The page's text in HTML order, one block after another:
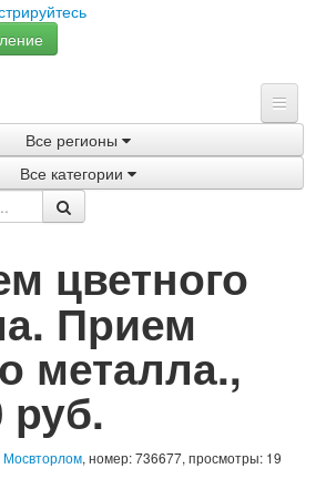
Все регионы
Все категории
цветного
Прием
металла.,
руб.
Мосвторлом, номер: 736677, просмотры: 19